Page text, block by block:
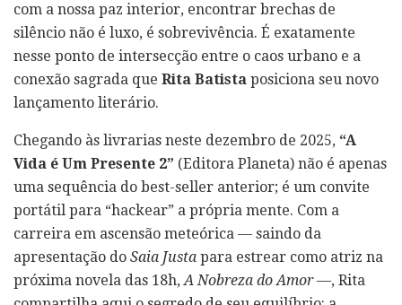
com a nossa paz interior, encontrar brechas de
silêncio não é luxo, é sobrevivência. É exatamente
nesse ponto de intersecção entre o caos urbano e a
conexão sagrada que Rita Batista posiciona seu novo
lançamento literário.
Chegando às livrarias neste dezembro de 2025, “A
Vida é Um Presente 2” (Editora Planeta) não é apenas
uma sequência do best-seller anterior; é um convite
portátil para “hackear” a própria mente. Com a
carreira em ascensão meteórica — saindo da
apresentação do Saia Justa para estrear como atriz na
próxima novela das 18h,A Nobreza do Amor—, Rita